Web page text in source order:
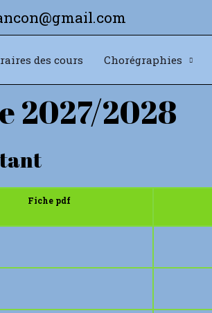
des cours Chorégraphies
2027/2028
Fiche pdf